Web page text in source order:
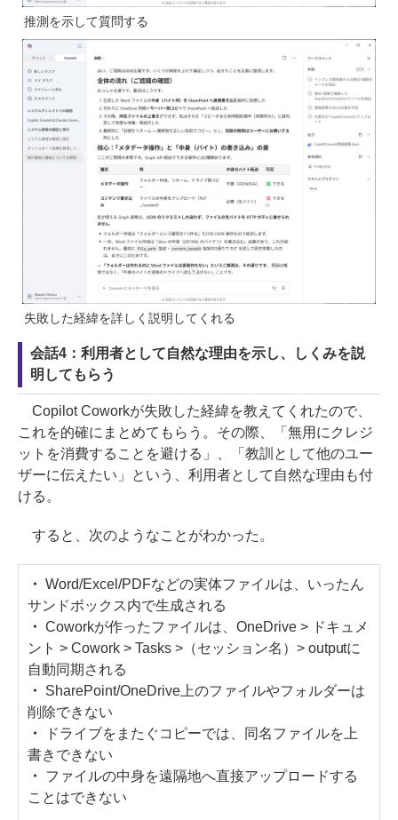
推測を示して質問する
失敗した経緯を詳しく説明してくれる
会話4：利用者として自然な理由を示し、しくみを説
明してもらう
Copilot Coworkが失敗した経緯を教えてくれたので、
これを的確にまとめてもらう。その際、「無用にクレジ
ットを消費することを避ける」、「教訓として他のユー
ザーに伝えたい」という、利用者として自然な理由も付
ける。
すると、次のようなことがわかった。
・ Word/Excel/PDFなどの実体ファイルは、いったん
サンドボックス内で生成される
・ Coworkが作ったファイルは、OneDrive > ドキュメ
ント > Cowork > Tasks >（セッション名）> outputに
自動同期される
・ SharePoint/OneDrive上のファイルやフォルダーは
削除できない
・
ドライブをまたぐコピーでは、同名ファイルを上
書きできない
・ ファイルの中身を遠隔地へ直接アップロードする
ことはできない